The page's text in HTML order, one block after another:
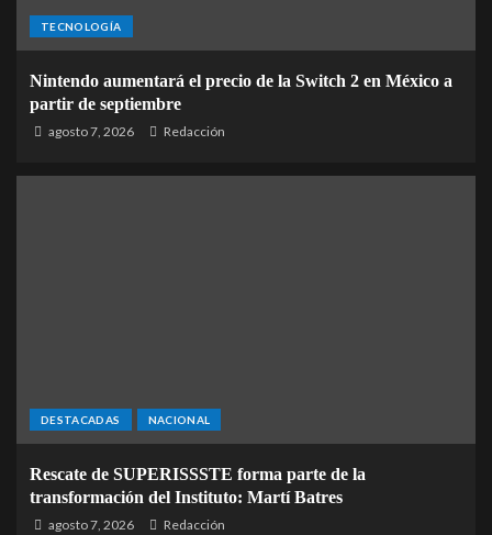
TECNOLOGÍA
Nintendo aumentará el precio de la Switch 2 en México a
partir de septiembre
agosto 7, 2026 Redacción
DESTACADAS NACIONAL
Rescate de SUPERISSSTE forma parte de la
transformación del Instituto: Martí Batres
agosto 7, 2026 Redacción